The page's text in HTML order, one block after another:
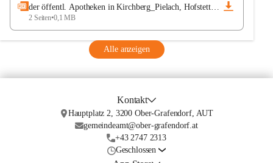
der öffentl. Apotheken in Kirchberg_Pielach, Hofstetten
-Grünau, Wilhelmsbu
2 Seiten•0,1 MB
Alle anzeigen
Kontakt
Hauptplatz 2, 3200 Ober-Grafendorf, AUT
gemeindeamt@ober-grafendorf.at
+43 2747 2313
Geschlossen